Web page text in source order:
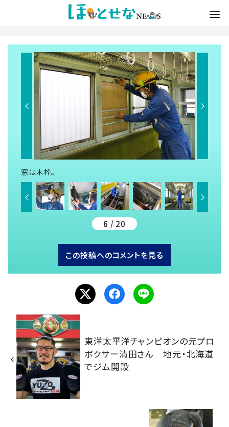
窓は木枠。
6 / 20
この投稿へのコメントを見る
東洋太平洋チャンピオンの元プロ
ボクサー清田さん 地元・北海道
でジム開設